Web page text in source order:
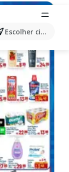
Escolher cidade